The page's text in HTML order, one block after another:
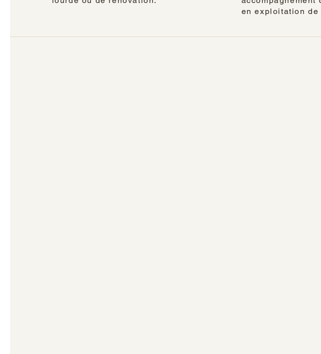
en exploitation de